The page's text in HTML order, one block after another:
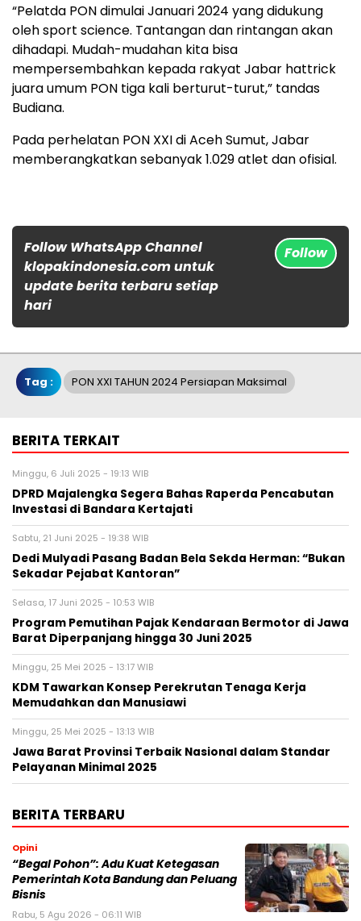
“Pelatda PON dimulai Januari 2024 yang didukung
oleh sport science. Tantangan dan rintangan akan
dihadapi. Mudah-mudahan kita bisa
mempersembahkan kepada rakyat Jabar hattrick
juara umum PON tiga kali berturut-turut,” tandas
Budiana.
Pada perhelatan PON XXI di Aceh Sumut, Jabar
memberangkatkan sebanyak 1.029 atlet dan ofisial.
Follow WhatsApp Channel
klopakindonesia.com untuk
update berita terbaru setiap
hari
Follow
Tag : PON XXI TAHUN 2024 Persiapan Maksimal
BERITA TERKAIT
Minggu, 6 Juli 2025 - 19:13 WIB
DPRD Majalengka Segera Bahas Raperda Pencabutan
Investasi di Bandara Kertajati
Sabtu, 21 Juni 2025 - 19:38 WIB
Dedi Mulyadi Pasang Badan Bela Sekda Herman: “Bukan
Sekadar Pejabat Kantoran”
Selasa, 17 Juni 2025 - 10:53 WIB
Program Pemutihan Pajak Kendaraan Bermotor di Jawa
Barat Diperpanjang hingga 30 Juni 2025
Minggu, 25 Mei 2025 - 13:17 WIB
KDM Tawarkan Konsep Perekrutan Tenaga Kerja
Memudahkan dan Manusiawi
Minggu, 25 Mei 2025 - 13:13 WIB
Jawa Barat Provinsi Terbaik Nasional dalam Standar
Pelayanan Minimal 2025
BERITA TERBARU
Opini
“Begal Pohon”: Adu Kuat Ketegasan
Pemerintah Kota Bandung dan Peluang
Bisnis
Rabu, 5 Agu 2026 - 06:11 WIB